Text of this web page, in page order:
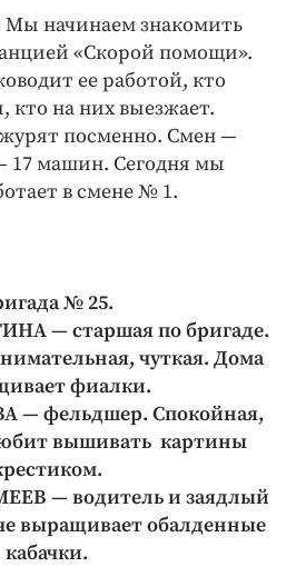
Мы начинаем знакомить
«Скорой помощи».
ее работой, кто
на них выезжает.
посменно. Смен —
17 машин. Сегодня мы
в смене № 1.
№ 25.
— старшая по бригаде.
чуткая. Дома
фиалки.
— фельдшер. Спокойная,
вышивать картины
— водитель и заядлый
выращивает обалденные
кабачки.